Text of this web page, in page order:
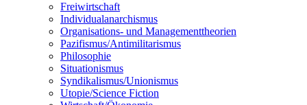
Freiwirtschaft
Individualanarchismus
Organisations- und Managementtheorien
Pazifismus/Antimilitarismus
Philosophie
Situationismus
Syndikalismus/Unionismus
Utopie/Science Fiction